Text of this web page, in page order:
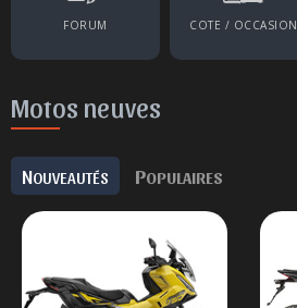
FORUM COTE / OCCASION
Motos neuves
NOUVEAUTÉS POPULAIRES